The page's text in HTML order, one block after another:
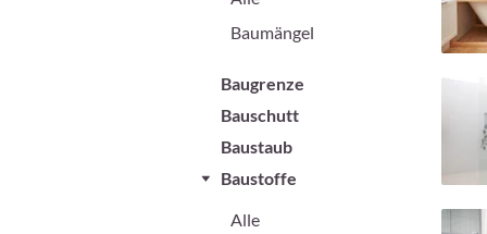
Baumängel
Baugrenze
Bauschutt
Baustaub
Baustoffe
Alle